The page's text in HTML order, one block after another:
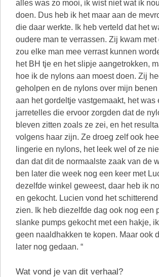
alles was zo mooi, ik wist niet wat ik
doen. Dus heb ik het maar aan de
die daar werkte. Ik heb verteld dat het
oudere man te verrassen. Zij kwam met
zou elke man mee verrast kunnen
het BH tje en het slipje aangetrokken,
hoe ik de nylons aan moest doen. Zij
geholpen en de nylons over mijn
aan het gordeltje vastgemaakt, het was
jarretelles die ervoor zorgden dat de
bleven zitten zoals ze zei, en het
volgens haar zijn. Ze droeg zelf ook
lingerie en nylons, het leek wel of ze
dan dat dit de normaalste zaak van de
ben later die week nog een keer met
dezelfde winkel geweest, daar heb ik
en gekocht. Lucien vond het
zien. Ik heb diezelfde dag ook nog een
slanke pumps gekocht met een hakje,
geen naaldhakken te kopen. Maar ook
later nog gedaan. “
Wat vond je van dit verhaal?